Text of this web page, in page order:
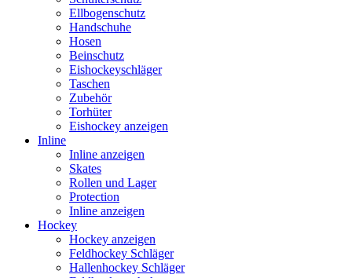
Ellbogenschutz
Handschuhe
Hosen
Beinschutz
Eishockeyschläger
Taschen
Zubehör
Torhüter
Eishockey anzeigen
Inline
Inline anzeigen
Skates
Rollen und Lager
Protection
Inline anzeigen
Hockey
Hockey anzeigen
Feldhockey Schläger
Hallenhockey Schläger